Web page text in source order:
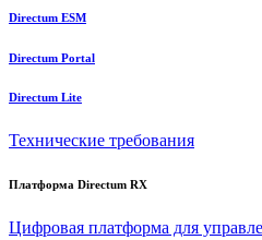
Directum ESM
Directum Portal
Directum Lite
Технические требования
Платформа Directum RX
Цифровая платформа для